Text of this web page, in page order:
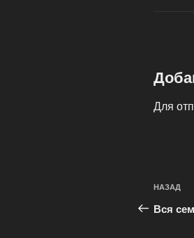
Для
по
НАЗАД
Вся